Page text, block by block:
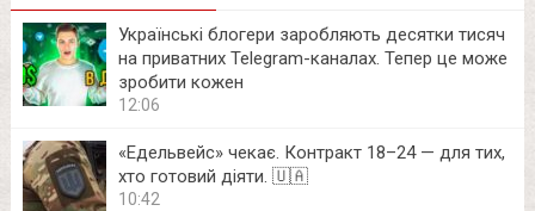
Українські блогери заробляють десятки тисяч
на приватних Telegram-каналах. Тепер це може
зробити кожен
12:06
«Едельвейс» чекає. Контракт 18–24 — для тих,
хто готовий діяти. 🇺🇦
10:42